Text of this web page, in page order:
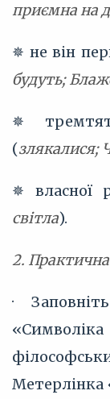
приємна на
✵ не він
будуть;
✵
(злякалися;
✵ власної
світла).
2.
·
Метерлінка